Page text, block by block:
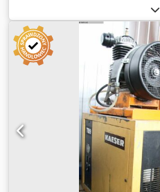
2006 Brak zamontowanego
godzin pracy Dedpsy R S
Creyssensac, rok produkcji
głównego wyłącznika, ok. 72